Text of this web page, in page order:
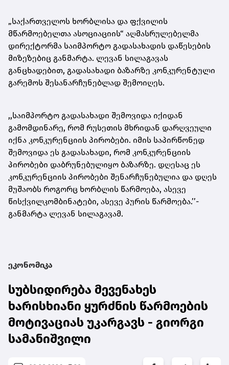
„საქართველოს ხორბლისა და ფქვილის
მწარმოებელთა ასოციაციის“ აღმასრულებელმა
დირექტორმა საიმპორტო გადასახადის დაწესების
მიზეზებიც განმარტა. ლევან სილაგავას
განცხადებით, გადასახადი ბაზარზე კონკურენტული
გარემოს შესანარჩუნებლად შემოიღეს.
,,საიმპორტო გადასახადი შემოვიდა იქიდან
გამომდინარე, რომ რუსეთის მხრიდან დარღვეული
იქნა კონკურენციის პირობები. იმის საპირწონედ
შემოვიდა ეს გადასახადი, რომ კონკურენციის
პირობები დაბრუნებულიყო ბაზარზე. დღესაც ეს
კონკურენციის პირობები შენარჩუნებულია და დღეს
მუშაობს როგორც ხორბლის წარმოება, ასევე
წისქვილკომბინატები, ასევე პურის წარმოება.’’-
განმარტა ლევან სილაგავამ.
ეკონომიკა
სუბსიდირება მევენახეს
ხარისხიანი ყურძნის წარმოების
მოტივაციას უკარგავს - გიორგი
სამანიშვილი